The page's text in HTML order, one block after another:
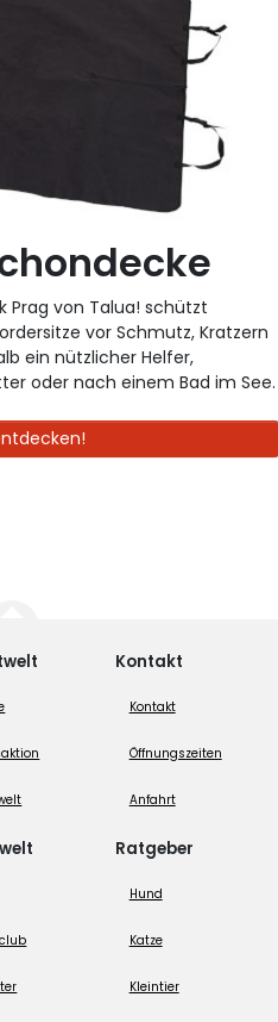
Prag von Talua! schützt
vor Schmutz, Kratzern
ein nützlicher Helfer,
oder nach einem Bad im See.
Kontakt
Kontakt
Öffnungszeiten
Anfahrt
Ratgeber
Hund
Katze
Kleintier